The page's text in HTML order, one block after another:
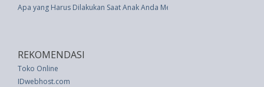
Apa yang Harus Dilakukan Saat Anak Anda Menatap Seseorang dengan
REKOMENDASI
Toko Online
IDwebhost.com